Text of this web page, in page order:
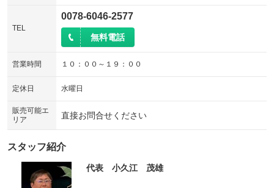
TEL
0078-6046-2577
無料電話
営業時間 １０：００～１９：００
定休日 水曜日
販売可能エ
リア
直接お問合せください
スタッフ紹介
代表 小久江 茂雄